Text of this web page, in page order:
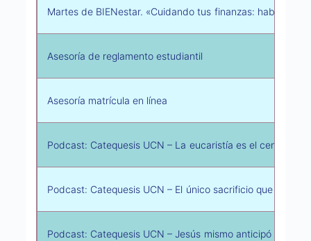
Martes de BIENestar. «Cuidando tus finanzas: hablemos
Asesoría de reglamento estudiantil
Asesoría matrícula en línea
Podcast: Catequesis UCN – La eucaristía es el centro y
Podcast: Catequesis UCN – El único sacrificio que nos
Podcast: Catequesis UCN – Jesús mismo anticipó